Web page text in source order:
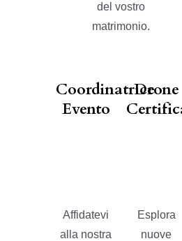
del vostro
matrimonio.
Coordinatrice
Evento
Affidatevi
alla nostra
Drone
Esplora
nuove